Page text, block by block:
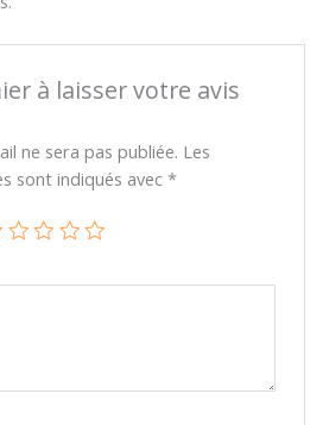
à laisser votre avis
ne sera pas publiée. Les
sont indiqués avec*